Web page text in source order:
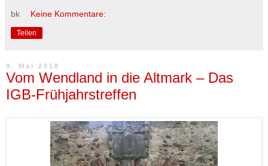
bk Keine Kommentare:
Teilen
9. Mai 2018
Vom Wendland in die Altmark – Das
IGB-Frühjahrstreffen